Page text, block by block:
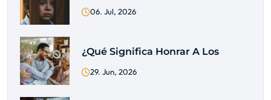
06. Jul, 2026
¿Qué Significa Honrar A Los
29. Jun, 2026